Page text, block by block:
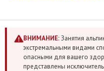
ВНИМАНИЕ:Занятия
экстремальными видами
опасными для вашего
представлены